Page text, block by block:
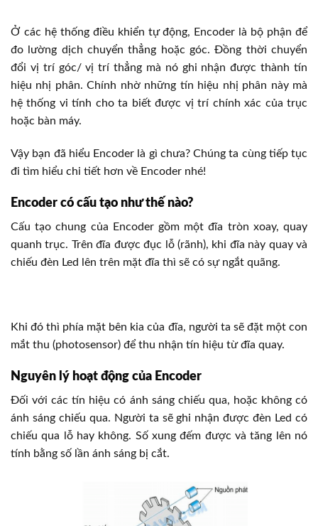
Ở các hệ thống điều khiển tự động, Encoder là bộ phận để
đo lường dịch chuyển thẳng hoặc góc. Đồng thời chuyển
đổi vị trí góc/ vị trí thẳng mà nó ghi nhận được thành tín
hiệu nhị phân. Chính nhờ những tín hiệu nhị phân này mà
hệ thống vi tính cho ta biết được vị trí chính xác của trục
hoặc bàn máy.
Vậy bạn đã hiểu Encoder là gì chưa? Chúng ta cùng tiếp tục
đi tìm hiểu chi tiết hơn về Encoder nhé!
Encoder có cấu tạo như thế nào?
Cấu tạo chung của Encoder gồm một đĩa tròn xoay, quay
quanh trục. Trên đĩa được đục lỗ (rãnh), khi đĩa này quay và
chiếu đèn Led lên trên mặt đĩa thì sẽ có sự ngắt quãng.
Khi đó thì phía mặt bên kia của đĩa, người ta sẽ đặt một con
mắt thu (photosensor) để thu nhận tín hiệu từ đĩa quay.
Nguyên lý hoạt động của Encoder
Đối với các tín hiệu có ánh sáng chiếu qua, hoặc không có
ánh sáng chiếu qua. Người ta sẽ ghi nhận được đèn Led có
chiếu qua lỗ hay không. Số xung đếm được và tăng lên nó
tính bằng số lần ánh sáng bị cắt.